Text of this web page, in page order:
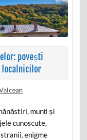
povești
localnicilor
munți și
cunoscute,
enigme